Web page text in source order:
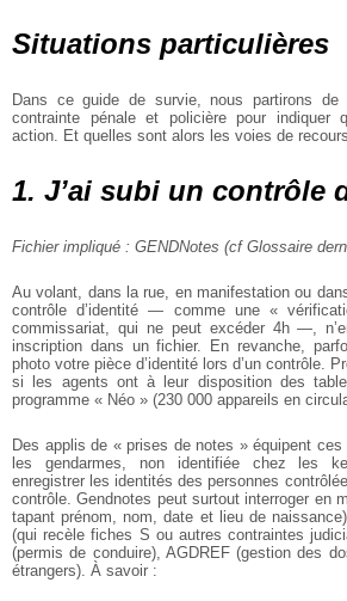
Situations particulières
Dans ce guide de survie, nous partirons de
contrainte pénale et policière pour indiquer
action. Et quelles sont alors les voies de recours
1. J’ai subi un contrôle
Fichier impliqué : GENDNotes (cf Glossaire
Au volant, dans la rue, en manifestation ou
contrôle d’identité — comme une «
commissariat, qui ne peut excéder 4h —,
inscription dans un fichier. En revanche,
photo votre pièce d’identité lors d’un contrôle.
si les agents ont à leur disposition des
programme « Néo » (230 000 appareils en
Des applis de « prises de notes » équipent ces
les gendarmes, non identifiée chez les
enregistrer les identités des personnes
contrôle. Gendnotes peut surtout interroger en
tapant prénom, nom, date et lieu de
(qui recèle fiches S ou autres contraintes
(permis de conduire), AGDREF (gestion des
étrangers). À savoir :